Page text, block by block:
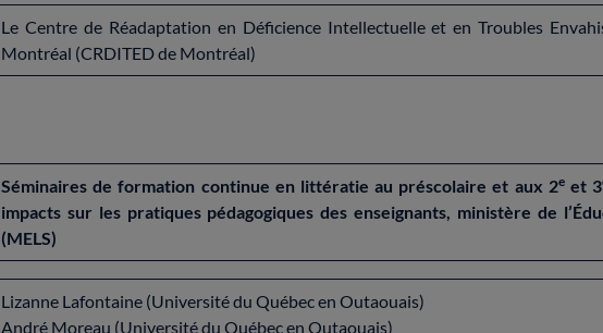
Le Centre de Réadaptation en Déficience Intellectuelle et en Troubles
Montréal (CRDITED de Montréal)
Séminaires de formation continue en littératie au préscolaire et aux 2eet 3
impacts sur les pratiques pédagogiques des enseignants, ministère de
(MELS)
Lizanne Lafontaine (Université du Québec en Outaouais)
André Moreau (Université du Québec en Outaouais)